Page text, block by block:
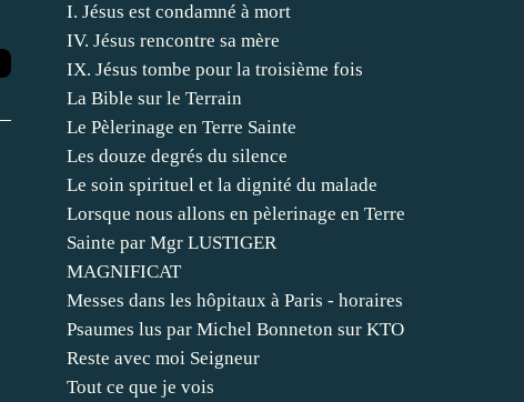
I. Jésus est condamné à mort
IV. Jésus rencontre sa mère
IX. Jésus tombe pour la troisième fois
La Bible sur le Terrain
Le Pèlerinage en Terre Sainte
Les douze degrés du silence
Le soin spirituel et la dignité du malade
Lorsque nous allons en pèlerinage en Terre
Sainte par Mgr LUSTIGER
MAGNIFICAT
Messes dans les hôpitaux à Paris - horaires
Psaumes lus par Michel Bonneton sur KTO
Reste avec moi Seigneur
Tout ce que je vois